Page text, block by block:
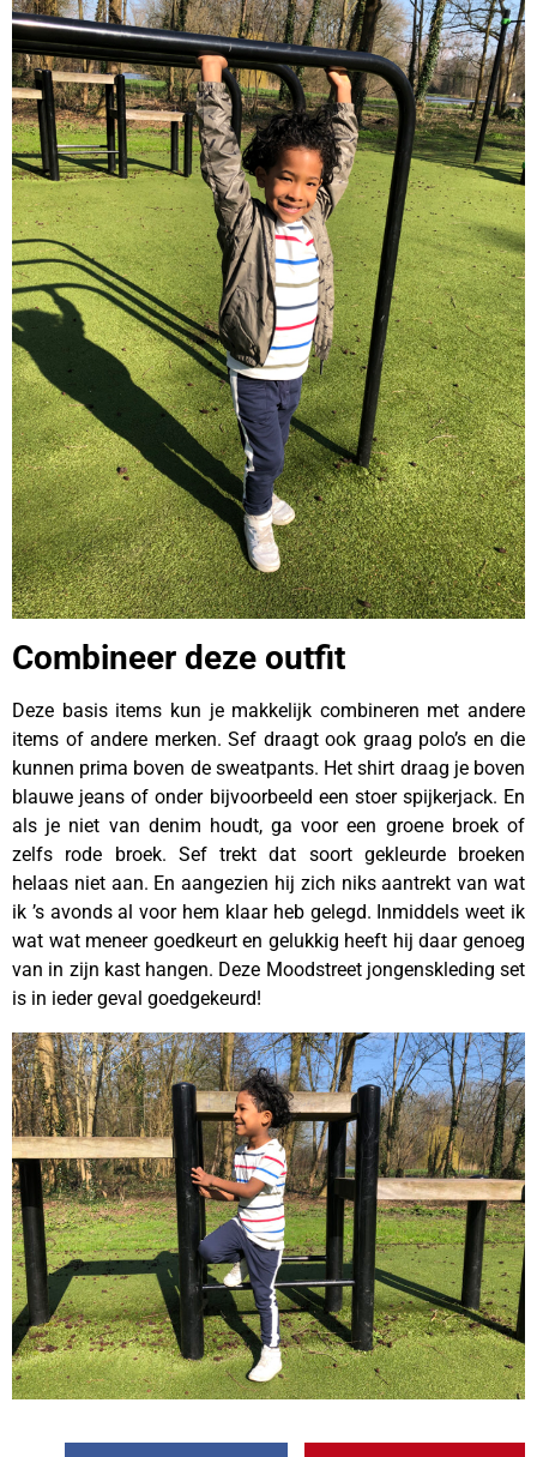
Combineer deze outfit
Deze basis items kun je makkelijk combineren met andere
items of andere merken. Sef draagt ook graag polo’s en die
kunnen prima boven de sweatpants. Het shirt draag je boven
blauwe jeans of onder bijvoorbeeld een stoer spijkerjack. En
als je niet van denim houdt, ga voor een groene broek of
zelfs rode broek. Sef trekt dat soort gekleurde broeken
helaas niet aan. En aangezien hij zich niks aantrekt van wat
ik ’s avonds al voor hem klaar heb gelegd. Inmiddels weet ik
wat wat meneer goedkeurt en gelukkig heeft hij daar genoeg
van in zijn kast hangen. Deze Moodstreet jongenskleding set
is in ieder geval goedgekeurd!